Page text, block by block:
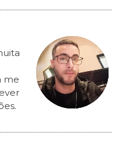
me